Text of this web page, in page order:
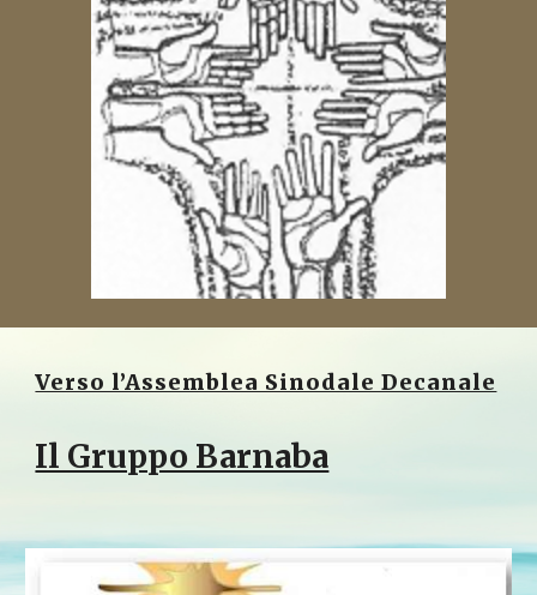
Verso l’Assemblea Sinodale Decanale
Il Gruppo Barnaba